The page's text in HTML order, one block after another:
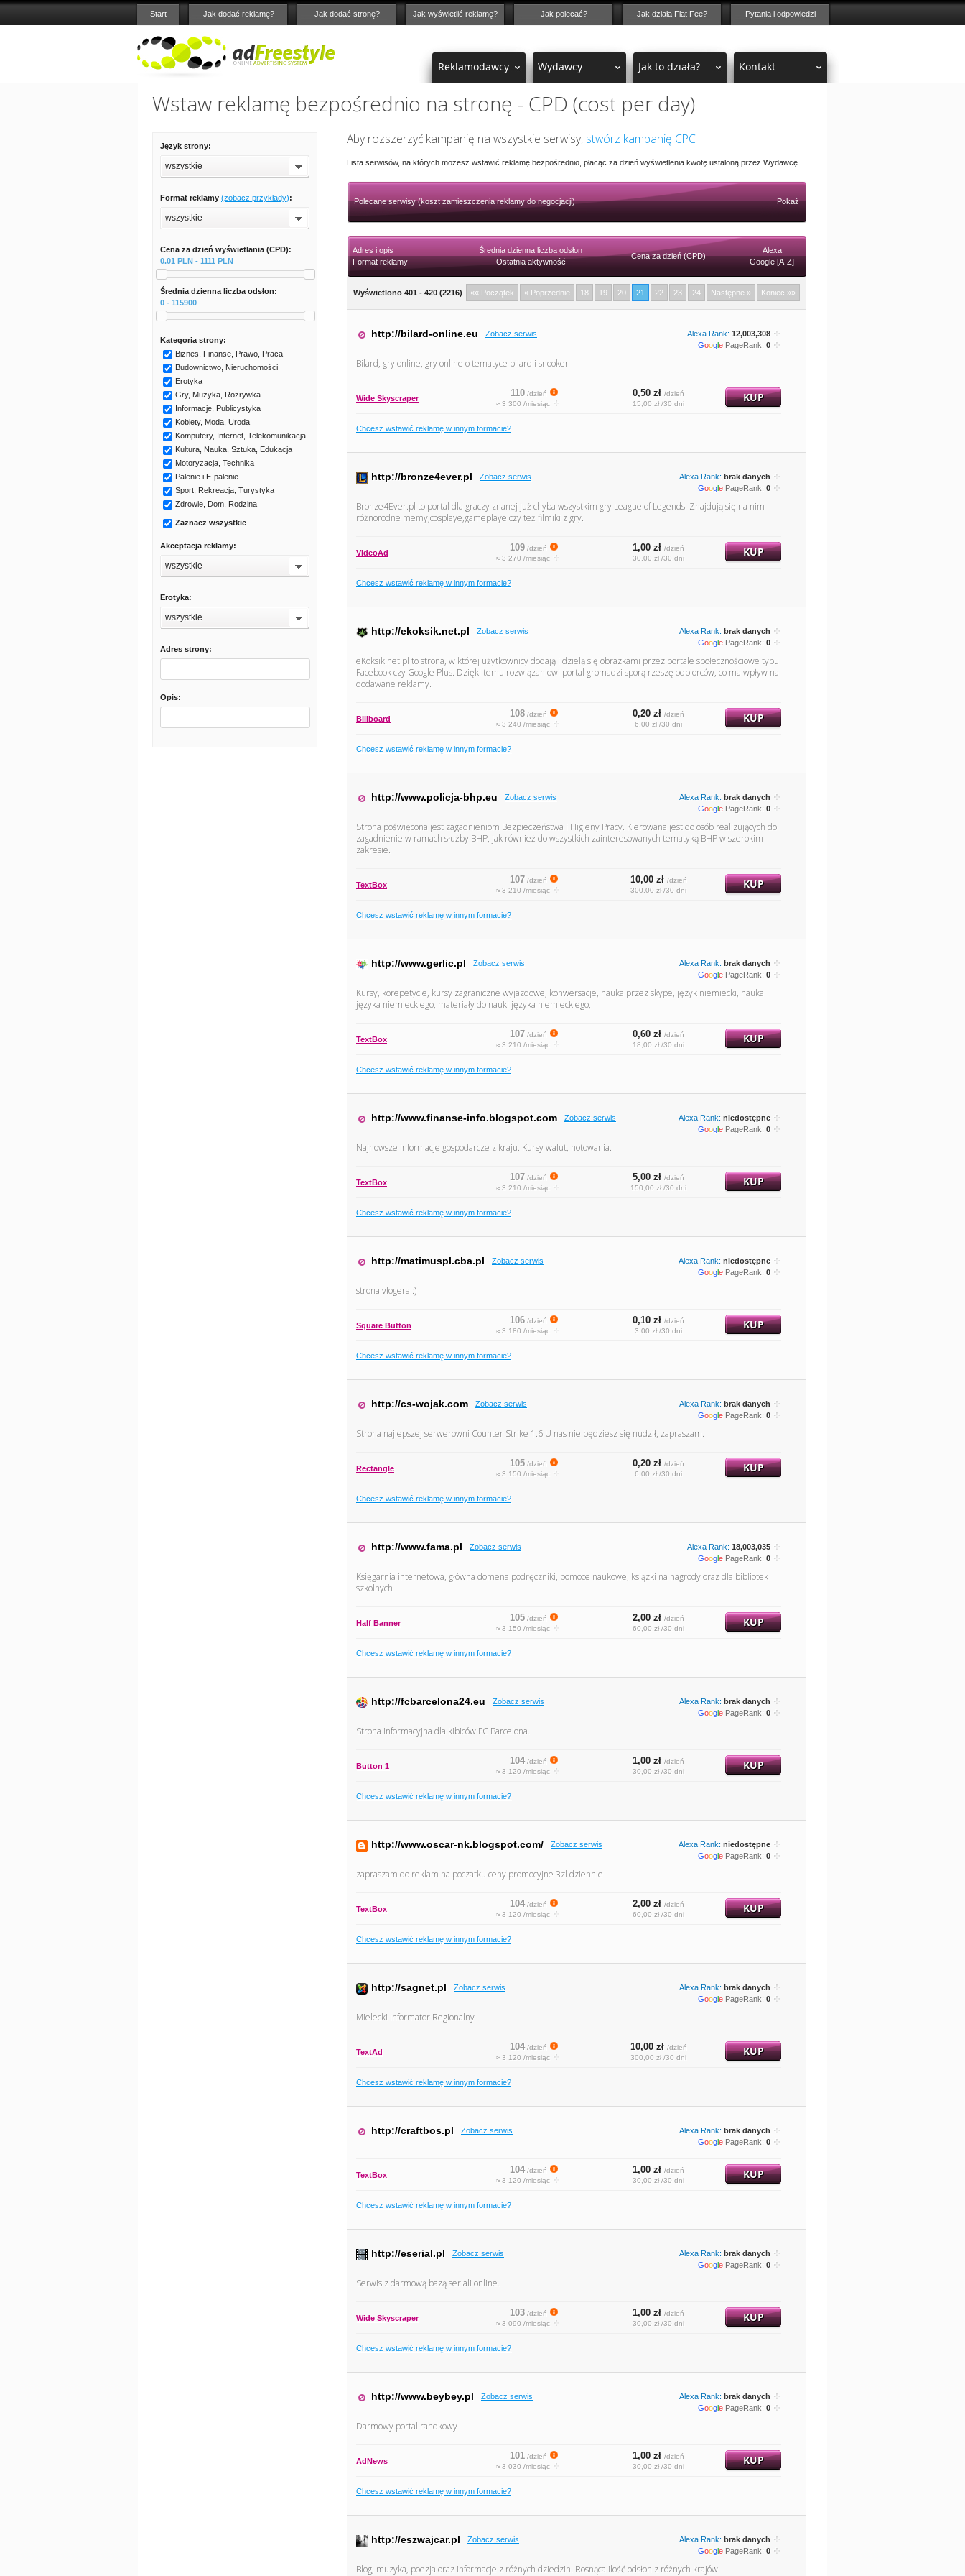
Start Jak dodać reklamę? Jak dodać stronę? Jak wyświetlić reklamę? Jak polecać? Jak działa Flat Fee? Pytania i odpowiedzi
Reklamodawcy Wydawcy Jak to działa? Kontakt
Wstaw reklamę bezpośrednio na stronę - CPD (cost per day)
Język strony:
wszystkie
Format reklamy (zobacz przykłady):
wszystkie
Cena za dzień wyświetlania (CPD):
0.01 PLN - 1111 PLN
Średnia dzienna liczba odsłon:
0 - 115900
Kategoria strony:
Biznes, Finanse, Prawo, Praca
Budownictwo, Nieruchomości
Erotyka
Gry, Muzyka, Rozrywka
Informacje, Publicystyka
Kobiety, Moda, Uroda
Komputery, Internet, Telekomunikacja
Kultura, Nauka, Sztuka, Edukacja
Motoryzacja, Technika
Palenie i E-palenie
Sport, Rekreacja, Turystyka
Zdrowie, Dom, Rodzina
Zaznacz wszystkie
Akceptacja reklamy:
wszystkie
Erotyka:
wszystkie
Adres strony:
Opis:
Aby rozszerzyć kampanię na wszystkie serwisy, stwórz kampanię CPC
Lista serwisów, na których możesz wstawić reklamę bezpośrednio, płacąc za dzień wyświetlenia kwotę ustaloną przez Wydawcę.
Polecane serwisy (koszt zamieszczenia reklamy do negocjacji) Pokaż
Adres i opis
Format reklamy
Średnia dzienna liczba odsłon
Ostatnia aktywność
Cena za dzień (CPD)
Alexa
Google [A-Z]
Wyświetlono 401 - 420 (2216) «« Początek « Poprzednie 18 19 20 21 22 23 24 Następne » Koniec »»
http://bilard-online.eu Zobacz serwis Alexa Rank: 12,003,308
Google PageRank: 0
Bilard, gry online, gry online o tematyce bilard i snooker
Wide Skyscraper 110/dzień
≈ 3 300 /miesiąc
0,50 zł /dzień
15,00 zł /30 dni
KUP
Chcesz wstawić reklamę w innym formacie?
http://bronze4ever.pl Zobacz serwis Alexa Rank: brak danych
Google PageRank: 0
Bronze4Ever.pl to portal dla graczy znanej już chyba wszystkim gry League of Legends. Znajdują się na nim
różnorodne memy,cosplaye,gameplaye czy też filmiki z gry.
VideoAd 109 /dzień
≈ 3 270 /miesiąc
1,00 zł /dzień
30,00 zł /30 dni
KUP
Chcesz wstawić reklamę w innym formacie?
http://ekoksik.net.pl Zobacz serwis Alexa Rank: brak danych
Google PageRank: 0
eKoksik.net.pl to strona, w której użytkownicy dodają i dzielą się obrazkami przez portale społecznościowe typu
Facebook czy Google Plus. Dzięki temu rozwiązaniowi portal gromadzi sporą rzeszę odbiorców, co ma wpływ na
dodawane reklamy.
Billboard 108 /dzień
≈ 3 240 /miesiąc
0,20 zł /dzień
6,00 zł /30 dni
KUP
Chcesz wstawić reklamę w innym formacie?
http://www.policja-bhp.eu Zobacz serwis Alexa Rank: brak danych
Google PageRank: 0
Strona poświęcona jest zagadnieniom Bezpieczeństwa i Higieny Pracy. Kierowana jest do osób realizujących do
zagadnienie w ramach służby BHP, jak również do wszystkich zainteresowanych tematyką BHP w szerokim
zakresie.
TextBox 107 /dzień
≈ 3 210 /miesiąc
10,00 zł /dzień
300,00 zł /30 dni
KUP
Chcesz wstawić reklamę w innym formacie?
http://www.gerlic.pl Zobacz serwis Alexa Rank: brak danych
Google PageRank: 0
Kursy, korepetycje, kursy zagraniczne wyjazdowe, konwersacje, nauka przez skype, język niemiecki, nauka
języka niemieckiego, materiały do nauki języka niemieckiego,
TextBox 107 /dzień
≈ 3 210 /miesiąc
0,60 zł /dzień
18,00 zł /30 dni
KUP
Chcesz wstawić reklamę w innym formacie?
http://www.finanse-info.blogspot.com Zobacz serwis Alexa Rank: niedostępne
Google PageRank: 0
Najnowsze informacje gospodarcze z kraju. Kursy walut, notowania.
TextBox 107 /dzień
≈ 3 210 /miesiąc
5,00 zł /dzień
150,00 zł /30 dni
KUP
Chcesz wstawić reklamę w innym formacie?
http://matimuspl.cba.pl Zobacz serwis Alexa Rank: niedostępne
Google PageRank: 0
strona vlogera :)
Square Button 106 /dzień
≈ 3 180 /miesiąc
0,10 zł /dzień
3,00 zł /30 dni
KUP
Chcesz wstawić reklamę w innym formacie?
http://cs-wojak.com Zobacz serwis Alexa Rank: brak danych
Google PageRank: 0
Strona najlepszej serwerowni Counter Strike 1.6 U nas nie będziesz się nudził, zapraszam.
Rectangle 105 /dzień
≈ 3 150 /miesiąc
0,20 zł /dzień
6,00 zł /30 dni
KUP
Chcesz wstawić reklamę w innym formacie?
http://www.fama.pl Zobacz serwis Alexa Rank: 18,003,035
Google PageRank: 0
Księgarnia internetowa, główna domena podręczniki, pomoce naukowe, ksiązki na nagrody oraz dla bibliotek
szkolnych
Half Banner 105 /dzień
≈ 3 150 /miesiąc
2,00 zł /dzień
60,00 zł /30 dni
KUP
Chcesz wstawić reklamę w innym formacie?
http://fcbarcelona24.eu Zobacz serwis Alexa Rank: brak danych
Google PageRank: 0
Strona informacyjna dla kibiców FC Barcelona.
Button 1 104 /dzień
≈ 3 120 /miesiąc
1,00 zł /dzień
30,00 zł /30 dni
KUP
Chcesz wstawić reklamę w innym formacie?
http://www.oscar-nk.blogspot.com/ Zobacz serwis Alexa Rank: niedostępne
Google PageRank: 0
zapraszam do reklam na poczatku ceny promocyjne 3zl dziennie
TextBox 104 /dzień
≈ 3 120 /miesiąc
2,00 zł /dzień
60,00 zł /30 dni
KUP
Chcesz wstawić reklamę w innym formacie?
http://sagnet.pl Zobacz serwis Alexa Rank: brak danych
Google PageRank: 0
Mielecki Informator Regionalny
TextAd 104 /dzień
≈ 3 120 /miesiąc
10,00 zł /dzień
300,00 zł /30 dni
KUP
Chcesz wstawić reklamę w innym formacie?
http://craftbos.pl Zobacz serwis Alexa Rank: brak danych
Google PageRank: 0
TextBox 104 /dzień
≈ 3 120 /miesiąc
1,00 zł /dzień
30,00 zł /30 dni
KUP
Chcesz wstawić reklamę w innym formacie?
http://eserial.pl Zobacz serwis Alexa Rank: brak danych
Google PageRank: 0
Serwis z darmową bazą seriali online.
Wide Skyscraper 103 /dzień
≈ 3 090 /miesiąc
1,00 zł /dzień
30,00 zł /30 dni
KUP
Chcesz wstawić reklamę w innym formacie?
http://www.beybey.pl Zobacz serwis Alexa Rank: brak danych
Google PageRank: 0
Darmowy portal randkowy
AdNews 101 /dzień
≈ 3 030 /miesiąc
1,00 zł /dzień
30,00 zł /30 dni
KUP
Chcesz wstawić reklamę w innym formacie?
http://eszwajcar.pl Zobacz serwis Alexa Rank: brak danych
Google PageRank: 0
Blog, muzyka, poezja oraz informacje z różnych dziedzin. Rosnąca ilość odsłon z różnych krajów